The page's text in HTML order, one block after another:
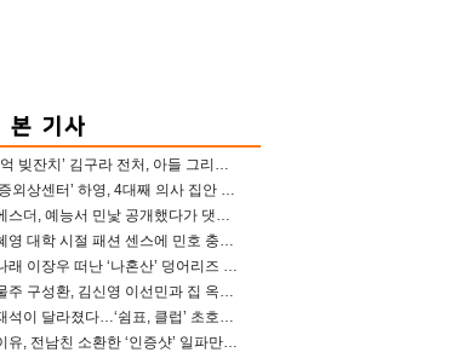
‘17억 빚잔치’ 김구라 전처, 아들 그리는 “나 뿐인데” 친엄마 챙기는 효심 눈길
‘중증외상센터’ 하영, 4대째 의사 집안 인증 “증조부, 고종 황제 진료”(옥문아)[어제TV]
여에스더, 예능서 민낯 공개했다가 댓글에 충격 “눈 왜 저렇게 처졌냐고”(에스더TV)
류혜영 대학 시절 패션 센스에 민호 충격 “레몬색 레깅스에 다리 없는 줄”(나혼산)
박나래 이장우 떠난 ‘나혼산’ 덩어리즈 왔다, 1인 1케이크에 팜유 전현무 충격[어제TV]
건물주 구성환, 김신영 이선민과 집 옥상서 41만원 한우 파티 “화력이 성화봉송”(나혼산)
유재석이 달라졌다…‘쉼표, 클럽’ 초호화 코스에 주우재도 감탄 (놀면 뭐하니?)
아이유, 전남친 소환한 ‘인증샷’ 일파만파 속…남사친 변우석 선물도 남겼나 ‘훈훈’